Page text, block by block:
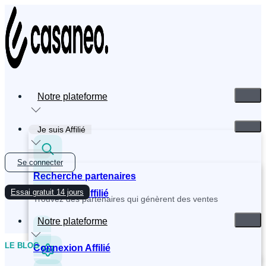
Aller
au
contenu
Notre plateforme
Recherche partenaires
Trouvez des partenaires qui génèrent des ventes
Je suis Affilié
Inscription Affilié
Connexion Affilié
Se connecter
Essai gratuit 14 jours
Notre plateforme
LE BLOG